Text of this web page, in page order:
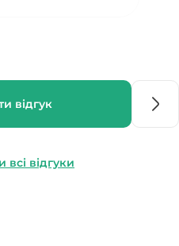
відгук
всі відгуки